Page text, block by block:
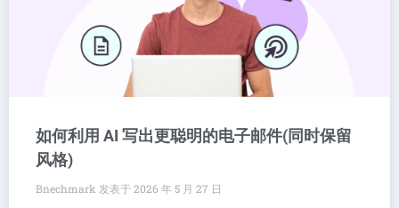
如何利用 AI 写出更聪明的电子邮件(同时保留
风格)
Bnechmark
2026 年 5 月 27 日